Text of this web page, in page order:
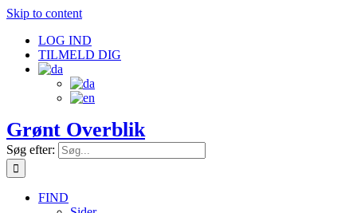
Skip to content
LOG IND
TILMELD DIG
Grønt Overblik
Søg efter:
FIND